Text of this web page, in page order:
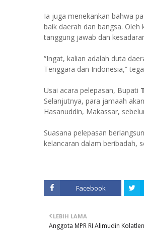
Ia juga menekankan bahwa
baik daerah dan bangsa.
tanggung jawab dan
“Ingat, kalian adalah duta
Tenggara dan Indonesia,”
Usai acara pelepasan, Bupati
Selanjutnya, para jamaah
Hasanuddin, Makassar,
Suasana pelepasan
kelancaran dalam beribadah,
Facebook
LEBIH LAMA
Anggota MPR RI Alimudin